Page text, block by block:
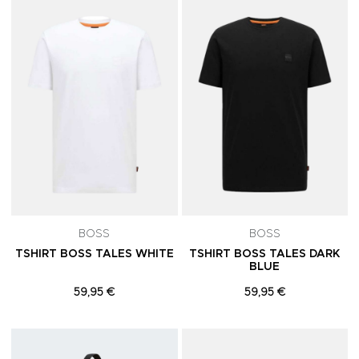
BOSS
TSHIRT BOSS TALES WHITE
59,95 €
BOSS
TSHIRT BOSS TALES DARK
BLUE
59,95 €